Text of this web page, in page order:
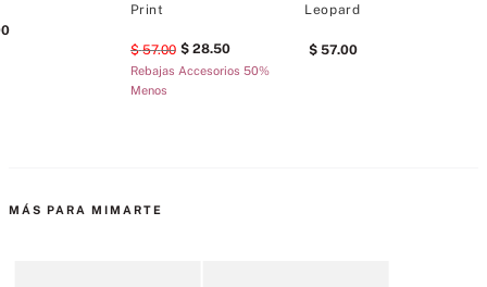
Print
57.00 28.50
Rebajas Accesorios 50%
Menos
Leopard
57.00
MÁS PARA MIMARTE